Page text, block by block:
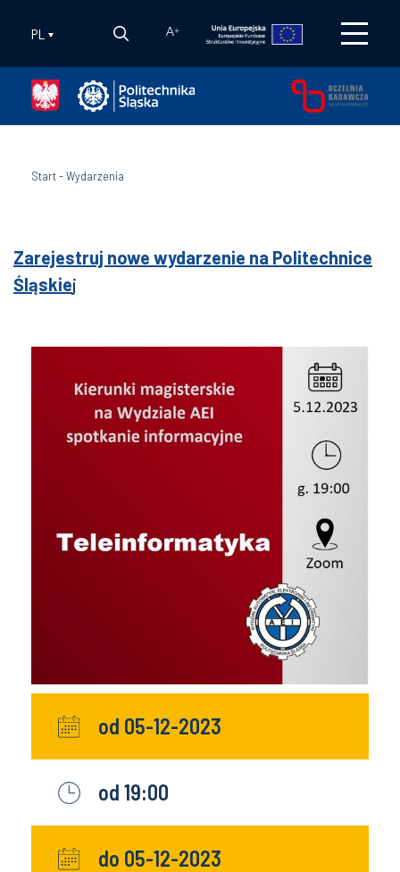
PL A+
Start-Wydarzenia
Zarejestruj nowe wydarzenie na Politechnice
Śląskiej
od 05-12-2023
od 19:00
do 05-12-2023